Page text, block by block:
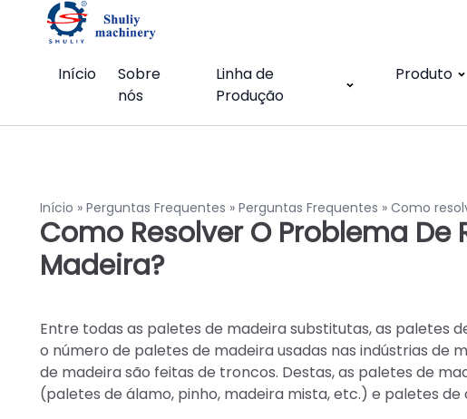
Início
Sobre
nós
Linha de
Produção
Produto
Início » Perguntas Frequentes » Perguntas Frequentes » Como
Como Resolver O Problema De
Madeira?
Entre todas as paletes de madeira substitutas, as paletes
o número de paletes de madeira usadas nas indústrias de
de madeira são feitas de troncos. Destas, as paletes de
(paletes de álamo, pinho, madeira mista, etc.) e paletes